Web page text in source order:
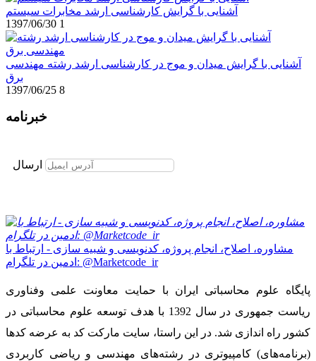
آشنایی با گرایش کارشناسی ارشد مخابرات سیستم
1397/06/30 1
آشنایی با گرایش میدان و موج در کارشناسی ارشد رشته مهندسی
برق
1397/06/25 8
خبرنامه
ارسال
مشاوره، اصلاح، انجام پروژه، کدنویسی و شبیه سازی - ارتباط با
ادمین در تلگرام: @Marketcode_ir
پایگاه علوم محاسباتی ایران با حمایت معاونت علمی وفناوری
ریاست جمهوری در سال 1392 با هدف توسعه علوم محاسباتی در
کشور راه اندازی شد. در این راستا، سایت مارکت کد به عرضه کدها
(برنامه‌های) کامپیوتری در رشته‌های مهندسی و ریاضی کاربردی